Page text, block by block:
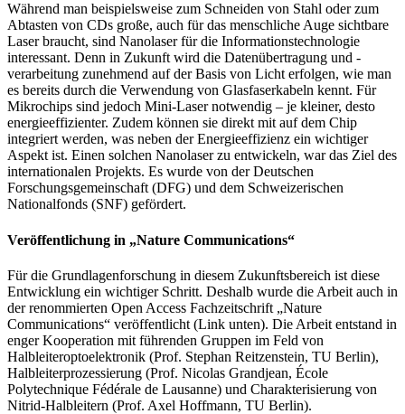
Während man beispielsweise zum Schneiden von Stahl oder zum
Abtasten von CDs große, auch für das menschliche Auge sichtbare
Laser braucht, sind Nanolaser für die Informationstechnologie
interessant. Denn in Zukunft wird die Datenübertragung und -
verarbeitung zunehmend auf der Basis von Licht erfolgen, wie man
es bereits durch die Verwendung von Glasfaserkabeln kennt. Für
Mikrochips sind jedoch Mini-Laser notwendig – je kleiner, desto
energieeffizienter. Zudem können sie direkt mit auf dem Chip
integriert werden, was neben der Energieeffizienz ein wichtiger
Aspekt ist. Einen solchen Nanolaser zu entwickeln, war das Ziel des
internationalen Projekts. Es wurde von der Deutschen
Forschungsgemeinschaft (DFG) und dem Schweizerischen
Nationalfonds (SNF) gefördert.
Veröffentlichung in „Nature Communications“
Für die Grundlagenforschung in diesem Zukunftsbereich ist diese
Entwicklung ein wichtiger Schritt. Deshalb wurde die Arbeit auch in
der renommierten Open Access Fachzeitschrift „Nature
Communications“ veröffentlicht (Link unten). Die Arbeit entstand in
enger Kooperation mit führenden Gruppen im Feld von
Halbleiteroptoelektronik (Prof. Stephan Reitzenstein, TU Berlin),
Halbleiterprozessierung (Prof. Nicolas Grandjean, École
Polytechnique Fédérale de Lausanne) und Charakterisierung von
Nitrid-Halbleitern (Prof. Axel Hoffmann, TU Berlin).